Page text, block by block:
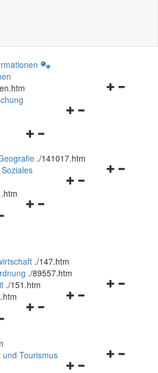
Navigationsmenü
Navigationsmenü
und
schließen
./141017.htm
Navigationsmenü
Navigationsmenü
./147.htm
./89557.htm
Navigationsmenü
./151.htm
Navigationsmenü
Navigationsmenü
Tourismus